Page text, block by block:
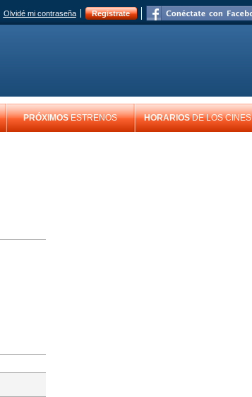
Olvidé mi contraseña Registrate
PRÓXIMOSESTRENOS HORARIOSDE LOS CINES